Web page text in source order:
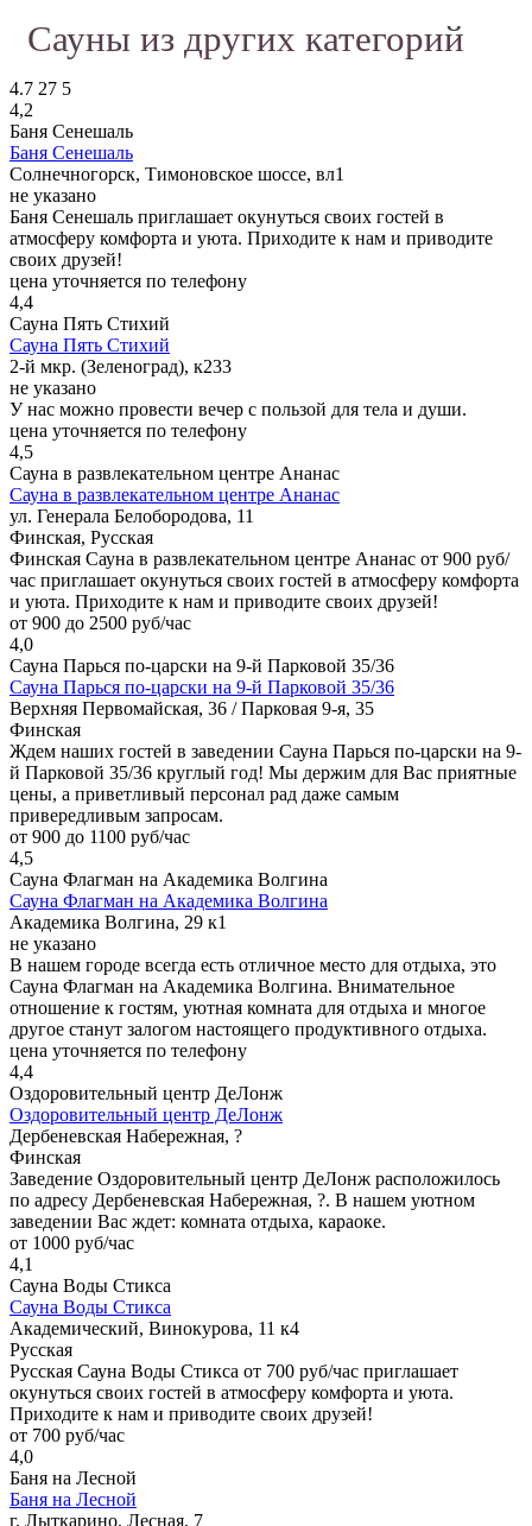
Сауны из других категорий
4.7 27 5
4,2
Баня Сенешаль
Баня Сенешаль
Солнечногорск, Тимоновское шоссе, вл1
не указано
Баня Сенешаль приглашает окунуться своих гостей в
атмосферу комфорта и уюта. Приходите к нам и приводите
своих друзей!
цена уточняется по телефону
4,4
Сауна Пять Стихий
Сауна Пять Стихий
2-й мкр. (Зеленоград), к233
не указано
У нас можно провести вечер с пользой для тела и души.
цена уточняется по телефону
4,5
Сауна в развлекательном центре Ананас
Сауна в развлекательном центре Ананас
ул. Генерала Белобородова, 11
Финская, Русская
Финская Сауна в развлекательном центре Ананас от 900 руб/
час приглашает окунуться своих гостей в атмосферу комфорта
и уюта. Приходите к нам и приводите своих друзей!
от 900 до 2500 руб/час
4,0
Сауна Парься по-царски на 9-й Парковой 35/36
Сауна Парься по-царски на 9-й Парковой 35/36
Верхняя Первомайская, 36 / Парковая 9-я, 35
Финская
Ждем наших гостей в заведении Сауна Парься по-царски на 9-
й Парковой 35/36 круглый год! Мы держим для Вас приятные
цены, а приветливый персонал рад даже самым
привередливым запросам.
от 900 до 1100 руб/час
4,5
Сауна Флагман на Академика Волгина
Сауна Флагман на Академика Волгина
Академика Волгина, 29 к1
не указано
В нашем городе всегда есть отличное место для отдыха, это
Сауна Флагман на Академика Волгина. Внимательное
отношение к гостям, уютная комната для отдыха и многое
другое станут залогом настоящего продуктивного отдыха.
цена уточняется по телефону
4,4
Оздоровительный центр ДеЛонж
Оздоровительный центр ДеЛонж
Дербеневская Набережная, ?
Финская
Заведение Оздоровительный центр ДеЛонж расположилось
по адресу Дербеневская Набережная, ?. В нашем уютном
заведении Вас ждет: комната отдыха, караоке.
от 1000 руб/час
4,1
Сауна Воды Стикса
Сауна Воды Стикса
Академический, Винокурова, 11 к4
Русская
Русская Сауна Воды Стикса от 700 руб/час приглашает
окунуться своих гостей в атмосферу комфорта и уюта.
Приходите к нам и приводите своих друзей!
от 700 руб/час
4,0
Баня на Лесной
Баня на Лесной
г. Лыткарино, Лесная, 7